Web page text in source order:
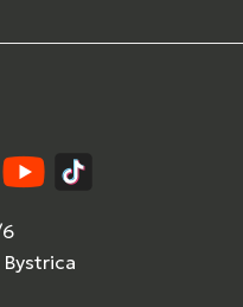
YouTubeTikTok
Bystrica